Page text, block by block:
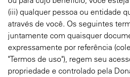
(iii) qualquer pessoa ou entidade
através de você. Os seguintes
juntamente com quaisquer
expressamente por referência
"Termos de uso"), regem seu
propriedade e controlado pela